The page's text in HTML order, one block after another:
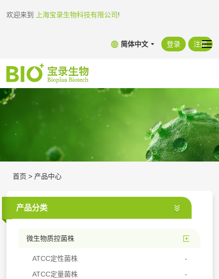
欢迎来到 上海宝录生物科技有限公司!
简体中文 登录 注册
首页 > 产品中心
产品分类
微生物质控菌株
ATCC定性菌株
ATCC定量菌株